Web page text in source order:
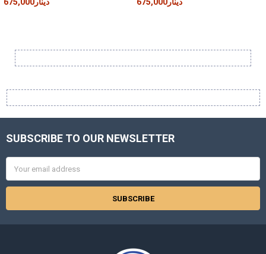
Footer
SUBSCRIBE TO OUR NEWSLETTER
Address